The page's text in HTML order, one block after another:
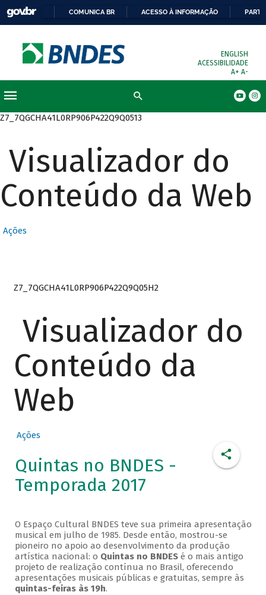
COMUNICA BR ACESSO À INFORMAÇÃO
ENGLISH
ACESSIBILIDADE
A+ A-
Z7_7QGCHA41L0RP906P422Q9Q0513
Visualizador do
Conteúdo da Web
Ações
Z7_7QGCHA41L0RP906P422Q9Q05H2
Visualizador do
Conteúdo da
Web
Ações
Quintas no BNDES -
Temporada 2017
O Espaço Cultural BNDES teve sua primeira apresentação
musical em julho de 1985. Desde então, mostrou-se
pioneiro no apoio ao desenvolvimento da produção
artística nacional: o Quintas no BNDESé o mais antigo
projeto de realização contínua no Brasil, oferecendo
apresentações musicais públicas e gratuitas, sempre às
quintas-feiras às 19h.